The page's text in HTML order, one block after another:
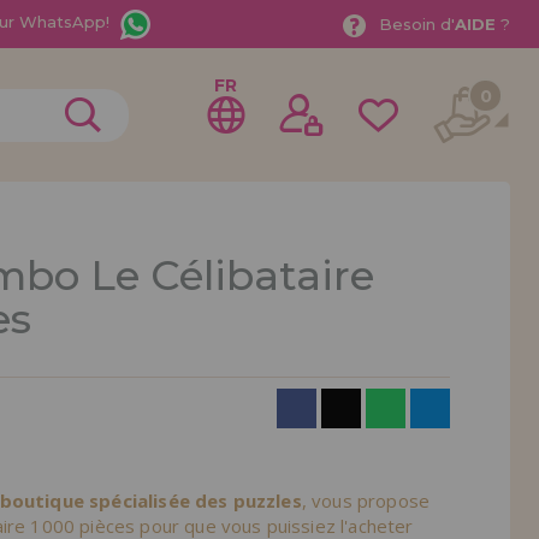
WhatsApp! Besoin d'AIDE ?
en tant que
FR 0
Le Célibataire
spécialisée des puzzles, vous propose
1000 pièces pour que vous puissiez l'acheter